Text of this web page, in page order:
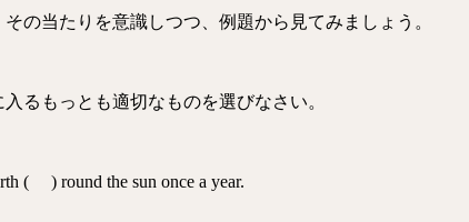
その当たりを意識しつつ、例題から見てみましょう。
るもっとも適切なものを選びなさい。
( ) round the sun once a year.